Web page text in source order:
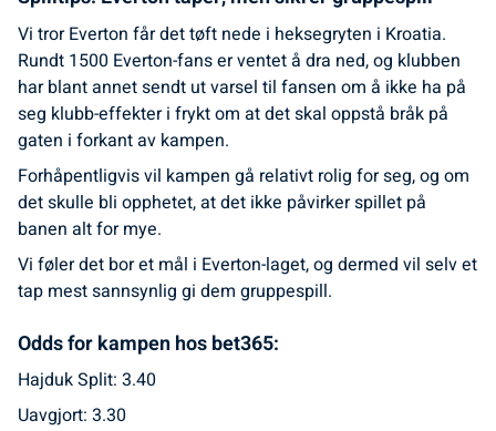
Vi tror Everton får det tøft nede i heksegryten i Kroatia.
Rundt 1500 Everton-fans er ventet å dra ned, og klubben
har blant annet sendt ut varsel til fansen om å ikke ha på
seg klubb-effekter i frykt om at det skal oppstå bråk på
gaten i forkant av kampen.
Forhåpentligvis vil kampen gå relativt rolig for seg, og om
det skulle bli opphetet, at det ikke påvirker spillet på
banen alt for mye.
Vi føler det bor et mål i Everton-laget, og dermed vil selv et
tap mest sannsynlig gi dem gruppespill.
Odds for kampen hos bet365:
Hajduk Split: 3.40
Uavgjort: 3.30